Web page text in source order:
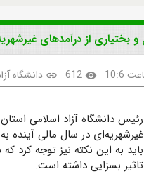
visibility
612
link دانشگاه
رئیس دانشگاه آزاد اسلامی
باید به این نکته نیز توجه کرد
تاثیر بسزایی داشته است.